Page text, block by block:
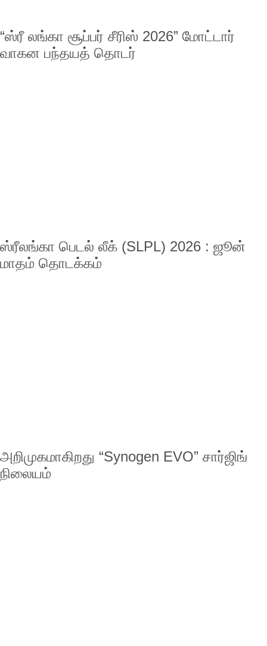
“ஸ்ரீ லங்கா சூப்பர் சீரிஸ் 2026” மோட்டார்
வாகன பந்தயத் தொடர்
ஸ்ரீலங்கா பெடல் லீக் (SLPL) 2026 : ஜூன்
மாதம் தொடக்கம்
அறிமுகமாகிறது “Synogen EVO” சார்ஜிங்
நிலையம்